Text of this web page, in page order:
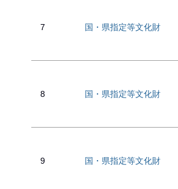
7 国・県指定等文化財
8 国・県指定等文化財
9 国・県指定等文化財